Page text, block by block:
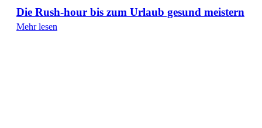
Die Rush-hour bis zum Urlaub gesund meistern
Mehr lesen